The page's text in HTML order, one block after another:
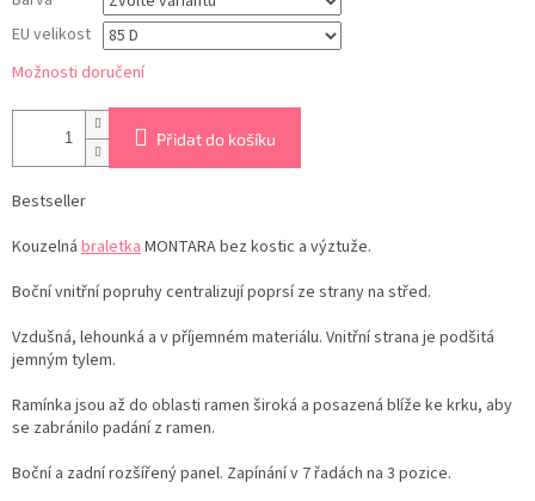
EU velikost
Možnosti doručení
Přidat do košíku
Bestseller
Kouzelná braletkaMONTARA bez kostic a výztuže.
Boční vnitřní popruhy centralizují poprsí ze strany na střed.
Vzdušná, lehounká a v příjemném materiálu. Vnitřní strana je podšitá
jemným tylem.
Ramínka jsou až do oblasti ramen široká a posazená blíže ke krku, aby
se zabránilo padání z ramen.
Boční a zadní rozšířený panel. Zapínání v 7 řadách na 3 pozice.